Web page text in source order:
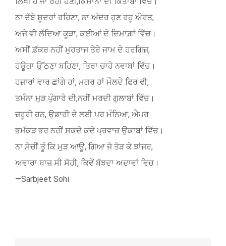
ਨਾ ਦੱਬੇ ਸ਼ੂਦਰਾਂ ਰਹਿਣਾ, ਨਾ ਅੰਦਰ ਹੁਣ ਰਹੂ ਔਰਤ,
ਅਜੇ ਵੀ ਲੱਦਿਆ ਕੂੜਾ, ਕਈਆਂ ਦੇ ਦਿਮਾਗ਼ਾਂ ਵਿੱਚ।
ਅਸੀਂ ਫ਼ੱਕਰ ਨਹੀਂ ਮੁਹਤਾਜ ਤੇਰੇ ਜਾਮ ਦੇ ਹਰਗਿਜ਼,
ਹਊਗਾ ਉੱਠਣਾ ਬਹਿਣਾ, ਤਿਰਾ ਚਾਹੇ ਨਵਾਬਾਂ ਵਿੱਚ।
ਹਜ਼ਾਰਾਂ ਵਾਰ ਛਾਂਗੇ ਹਾਂ, ਮਗਰ ਹਾਂ ਮੌਲਦੇ ਫਿਰ ਵੀ,
ਤਮੰਨਾ ਮੁੜ ਪੁੰਗਾਰੇ ਦੀ,ਨਹੀਂ ਮਰਦੀ ਗੁਲਾਬਾਂ ਵਿੱਚ।
ਜ਼ਰੂਰੀ ਹਨ, ਉਡਾਰੀ ਦੇ ਲਈ ਪਰ ਮੰਨਿਆ, ਐਪਰ
ਭਮੱਕੜ ਭਰ ਨਹੀਂ ਸਕਦੇ ਕਦੇ ਪ੍ਰਵਾਜ਼ ਉਕਾਬਾਂ ਵਿੱਚ।
ਨਾ ਸੋਚੀਂ ਤੂੰ ਕਿ ਮੁੜ ਆਊ, ਗਿਆ ਜੋ ਤੋੜ ਕੇ ਝਾਂਜਰ,
ਅਵਾਰਾ ਬਾਜ਼ ਸੀ ਸੋਹੀ, ਕਿਵੇਂ ਬੱਝਦਾ ਅਦਾਵਾਂ ਵਿਚ।
—Sarbjeet Sohi